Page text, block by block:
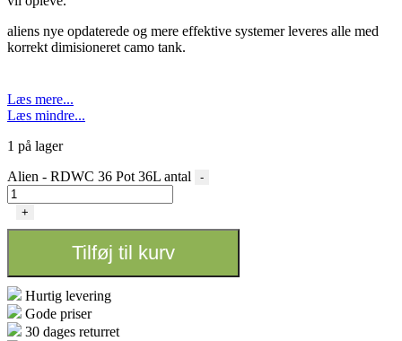
aliens nye opdaterede og mere effektive systemer leveres alle med
korrekt dimisioneret camo tank.
Læs mere...
Læs mindre...
1 på lager
Alien - RDWC 36 Pot 36L antal
-
+
Tilføj til kurv
Hurtig levering
Gode priser
30 dages returret